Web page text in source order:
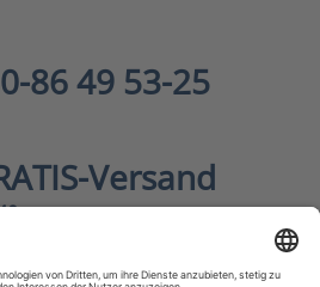
86 49 53-25
-Versand